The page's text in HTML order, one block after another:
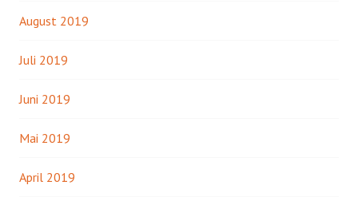
August 2019
Juli 2019
Juni 2019
Mai 2019
April 2019